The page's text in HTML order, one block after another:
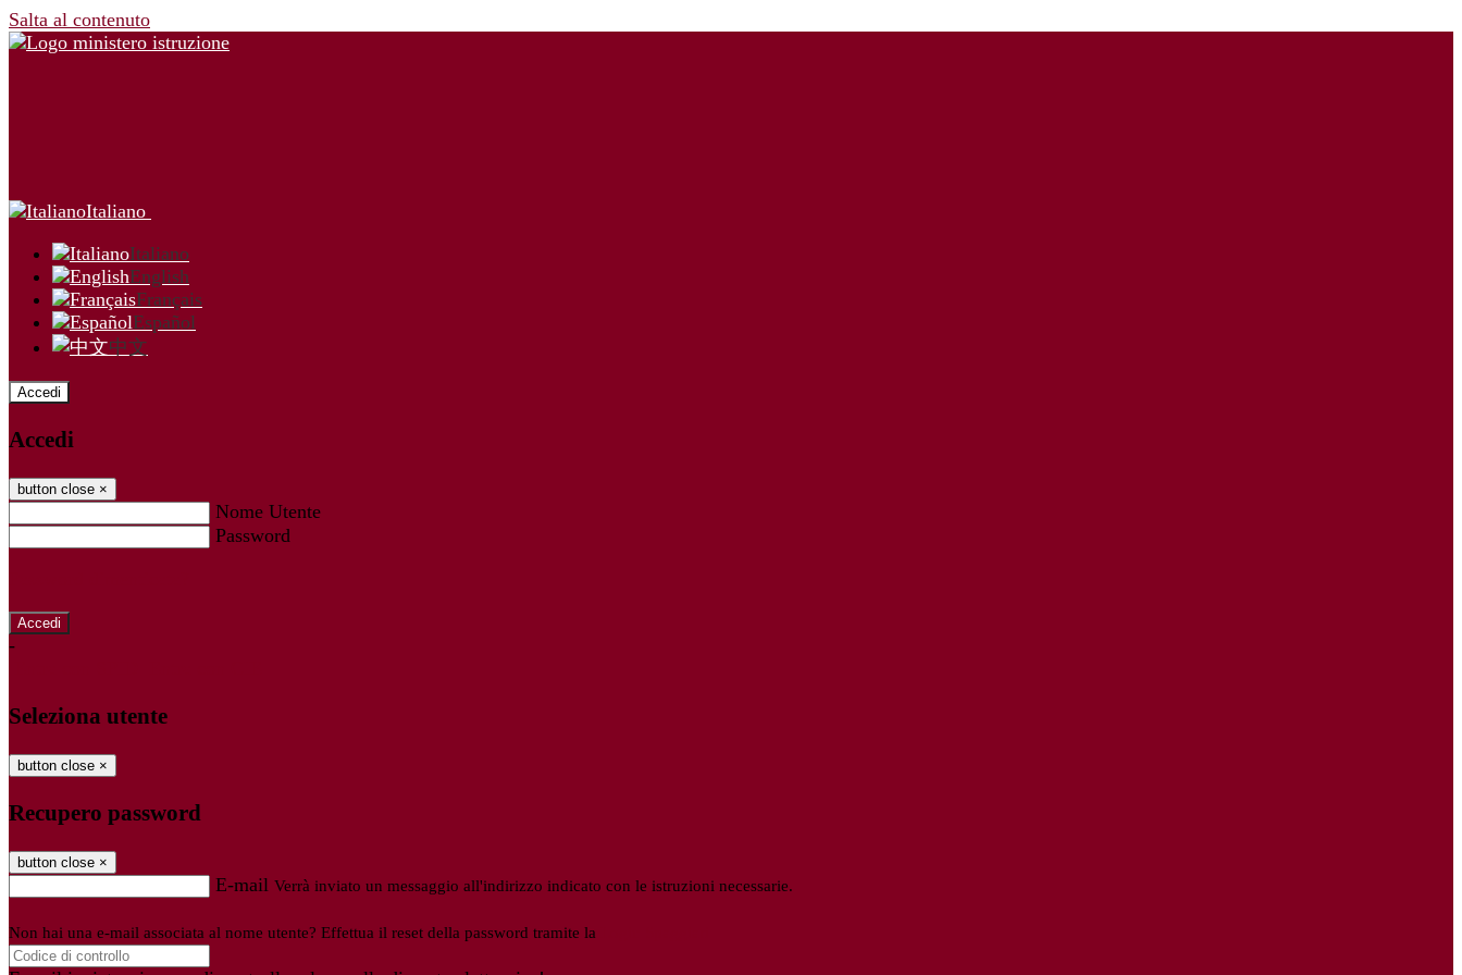
Salta al contenuto
Italiano
Italiano
English
Français
Español
中文
Accedi
Accedi
button close ×
Nome Utente
Password
-
Seleziona utente
button close ×
Recupero password
button close ×
E-mail Verrà inviato un messaggio all'indirizzo indicato con le istruzioni necessarie.
Non hai una e-mail associata al nome utente? Effettua il reset della password tramite la